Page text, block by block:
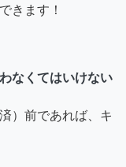
きます！
なくてはいけない
）前であれば、キ